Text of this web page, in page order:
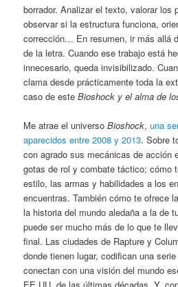
borrador. Analizar el texto, valorar los
observar si la estructura funciona,
corrección… En resumen, ir más allá
de la letra. Cuando ese trabajo está
innecesario, queda invisibilizado.
clama desde prácticamente toda la
caso de esteBioshock y el alma de
Me atrae el universoBioshock,una
aparecidos entre 2008 y 2013. Sobre
con agrado sus mecánicas de acción
gotas de rol y combate táctico; cómo
estilo, las armas y habilidades a los
encuentras. También cómo te ofrece
la historia del mundo aledaña a la de
puede ser mucho más de lo que te
final. Las ciudades de Rapture y
donde tienen lugar, codifican una
conectan con una visión del mundo